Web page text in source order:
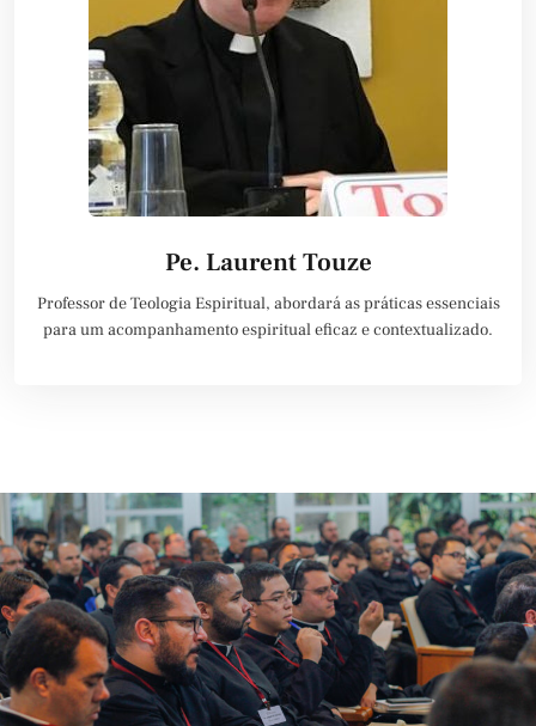
Pe. Laurent Touze
Professor de Teologia Espiritual, abordará as práticas essenciais
para um acompanhamento espiritual eficaz e contextualizado.